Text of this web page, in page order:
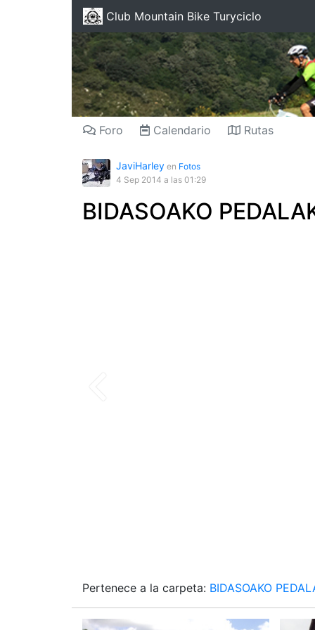
Club Mountain Bike Turyciclo
Foro Calendario Rutas
JaviHarley en Fotos
4 Sep 2014 a las 01:29
BIDASOAKO
Pertenece a la carpeta: BIDASOAKO